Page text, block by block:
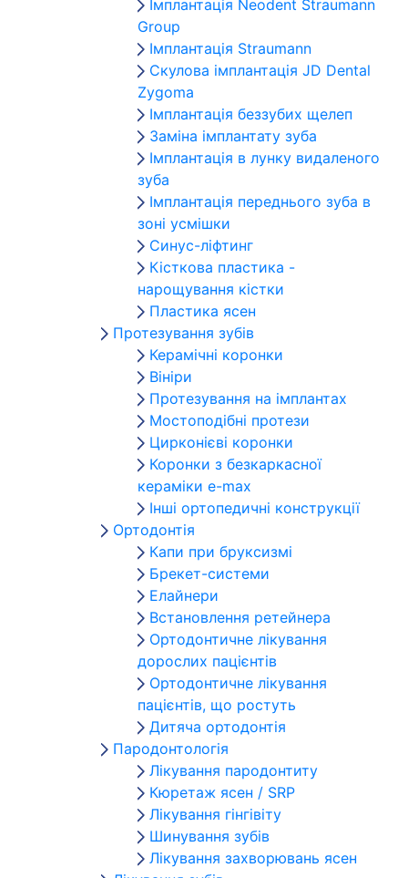
Імплантація Neodent Straumann
Group
Імплантація Straumann
Скулова імплантація JD Dental
Zygoma
Імплантація беззубих щелеп
Заміна імплантату зуба
Імплантація в лунку видаленого
зуба
Імплантація переднього зуба в
зоні усмішки
Синус-ліфтинг
Кісткова пластика -
нарощування кістки
Пластика ясен
Протезування зубів
Керамічні коронки
Вініри
Протезування на імплантах
Мостоподібні протези
Цирконієві коронки
Коронки з безкаркасної
кераміки e-max
Інші ортопедичні конструкції
Ортодонтія
Капи при бруксизмі
Брекет-системи
Елайнери
Встановлення ретейнера
Ортодонтичне лікування
дорослих пацієнтів
Ортодонтичне лікування
пацієнтів, що ростуть
Дитяча ортодонтія
Пародонтологія
Лікування пародонтиту
Кюретаж ясен / SRP
Лікування гінгівіту
Шинування зубів
Лікування захворювань ясен